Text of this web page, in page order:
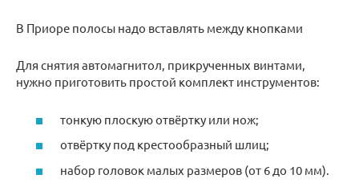
В Приоре полосы надо вставлять между кнопками
Для снятия автомагнитол, прикрученных винтами,
нужно приготовить простой комплект инструментов:
тонкую плоскую отвёртку или нож;
отвёртку под крестообразный шлиц;
набор головок малых размеров (от 6 до 10 мм).